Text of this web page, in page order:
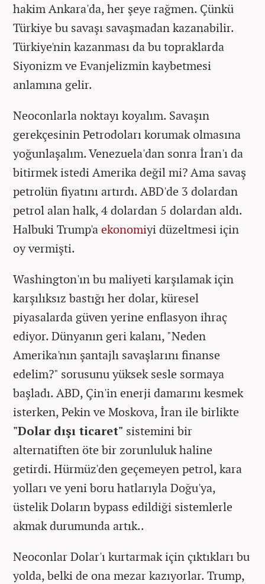
hakim Ankara'da, her şeye rağmen. Çünkü
Türkiye bu savaşı savaşmadan kazanabilir.
Türkiye'nin kazanması da bu topraklarda
Siyonizm ve Evanjelizmin kaybetmesi
anlamına gelir.
Neoconlarla noktayı koyalım. Savaşın
gerekçesinin Petrodoları korumak olmasına
yoğunlaşalım. Venezuela'dan sonra İran'ı da
bitirmek istedi Amerika değil mi? Ama savaş
petrolün fiyatını artırdı. ABD'de 3 dolardan
petrol alan halk, 4 dolardan 5 dolardan aldı.
Halbuki Trump'aekonomiyi düzeltmesi için
oy vermişti.
Washington'ın bu maliyeti karşılamak için
karşılıksız bastığı her dolar, küresel
piyasalarda güven yerine enflasyon ihraç
ediyor. Dünyanın geri kalanı, "Neden
Amerika'nın şantajlı savaşlarını finanse
edelim?" sorusunu yüksek sesle sormaya
başladı. ABD, Çin'in enerji damarını kesmek
isterken, Pekin ve Moskova, İran ile birlikte
"Dolar dışı ticaret" sistemini bir
alternatiften öte bir zorunluluk haline
getirdi. Hürmüz'den geçemeyen petrol, kara
yolları ve yeni boru hatlarıyla Doğu'ya,
üstelik Doların bypass edildiği sistemlerle
akmak durumunda artık..
Neoconlar Dolar'ı kurtarmak için çıktıkları bu
yolda, belki de ona mezar kazıyorlar. Trump,